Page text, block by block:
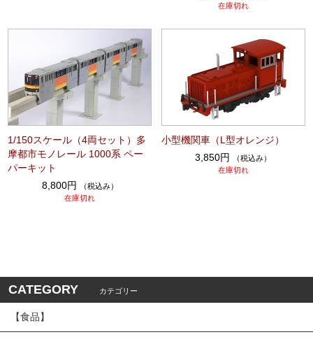
在庫切れ
1/150スケール（4両セット）多
摩都市モノレール 1000系 ペー
パーキット
8,800円
（税込み）
在庫切れ
小型機関車（L型オレンジ）
3,850円
（税込み）
在庫切れ
CATEGORY カテゴリー
【食品】